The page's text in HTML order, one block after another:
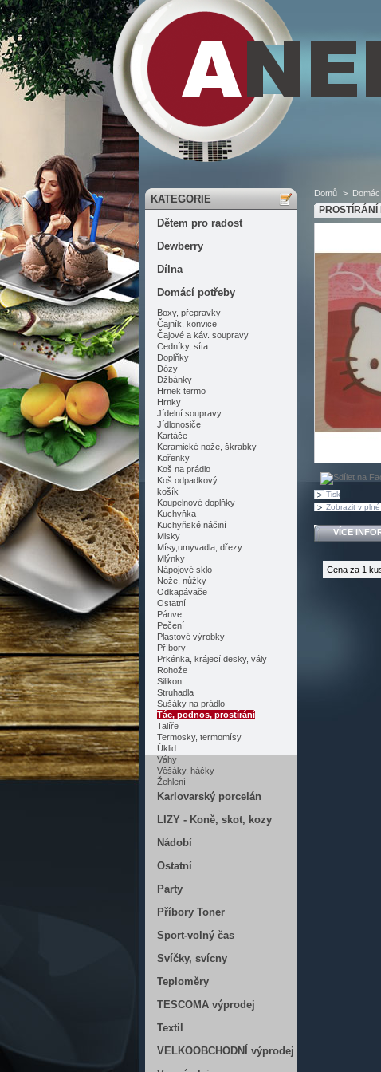
KATEGORIE
Dětem pro radost
Dewberry
Dílna
Domácí potřeby
Boxy, přepravky
Čajník, konvice
Čajové a káv. soupravy
Cedníky, síta
Doplňky
Dózy
Džbánky
Hrnek termo
Hrnky
Jídelní soupravy
Jídlonosiče
Kartáče
Keramické nože, škrabky
Kořenky
Koš na prádlo
Koš odpadkový
košík
Koupelnové doplňky
Kuchyňka
Kuchyňské náčiní
Misky
Mísy,umyvadla, dřezy
Mlýnky
Nápojové sklo
Nože, nůžky
Odkapávače
Ostatní
Pánve
Pečení
Plastové výrobky
Příbory
Prkénka, krájecí desky, vály
Rohože
Silikon
Struhadla
Sušáky na prádlo
Tác, podnos, prostírání
Talíře
Termosky, termomísy
Úklid
Váhy
Věšáky, háčky
Žehlení
Karlovarský porcelán
LIZY - Koně, skot, kozy
Nádobí
Ostatní
Party
Příbory Toner
Sport-volný čas
Svíčky, svícny
Teploměry
TESCOMA výprodej
Textil
VELKOOBCHODNÍ výprodej
Domů >
Tisk
Zobrazit v
VÍCE
Cena za 1